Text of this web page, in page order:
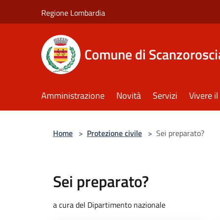
Regione Lombardia
Comune di
Amministrazione Novità Servizi Vivere
Home > Protezione civile > Sei preparato?
Sei preparato?
a cura del Dipartimento nazionale